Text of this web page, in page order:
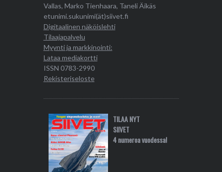
Vallas, Marko Tienhaara, Taneli Äikäs
etunimi.sukunimi(ät)siivet.fi
Digitaalinen näköislehti
Tilaajapalvelu
Myynti ja markkinointi:
Lataa mediakortti
ISSN 0783-2990
Rekisteriseloste
TILAA NYT
SIIVET
4 numeroa vuodessa!